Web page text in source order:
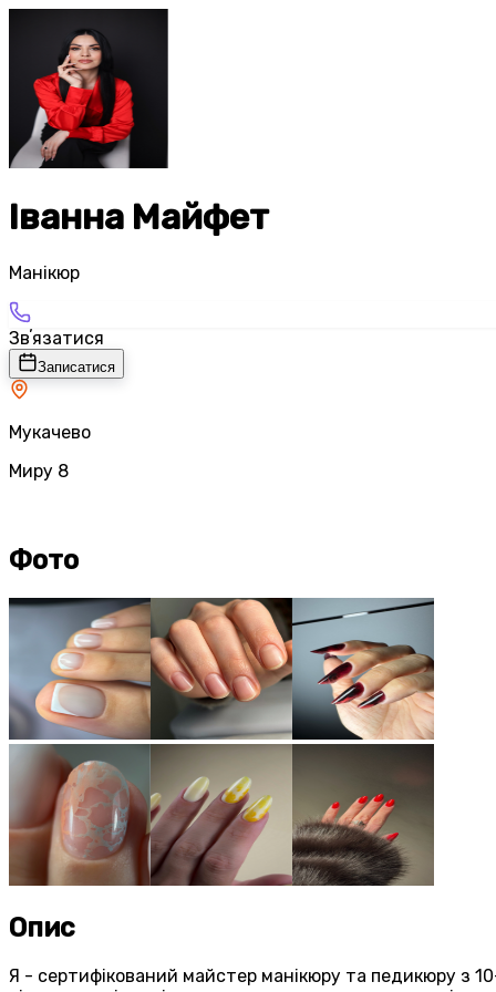
Іванна Майфет
Манікюр
Звʼязатися
Записатися
Мукачево
Миру 8
Фото
Опис
Я - сертифікований майстер манікюру та педикюру з